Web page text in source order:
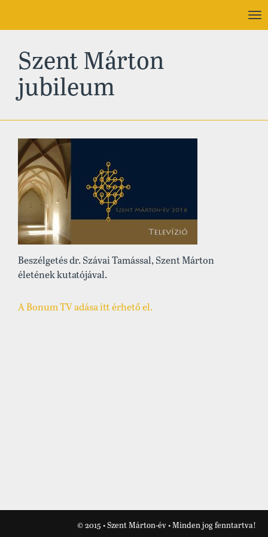
Szent Márton
jubileum
Beszélgetés dr. Szávai Tamással, Szent Márton
életének kutatójával.
A Bonum TV adása itt érhető el.
© 2015 • Szent Márton-év • Minden jog fenntartva!